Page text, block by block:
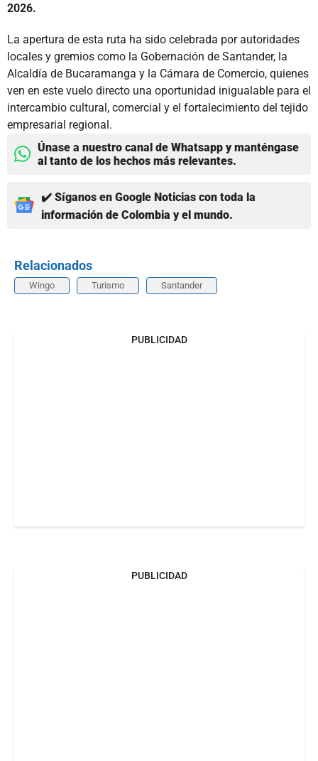
2026.
La apertura de esta ruta ha sido celebrada por autoridades
locales y gremios como la Gobernación de Santander, la
Alcaldía de Bucaramanga y la Cámara de Comercio, quienes
ven en este vuelo directo una oportunidad inigualable para el
intercambio cultural, comercial y el fortalecimiento del tejido
empresarial regional.
Únase a nuestro canal de Whatsapp y manténgase
al tanto de los hechos más relevantes.
✔️ Síganos en Google Noticias con toda la
información de Colombia y el mundo.
Relacionados
Wingo Turismo Santander
PUBLICIDAD
PUBLICIDAD